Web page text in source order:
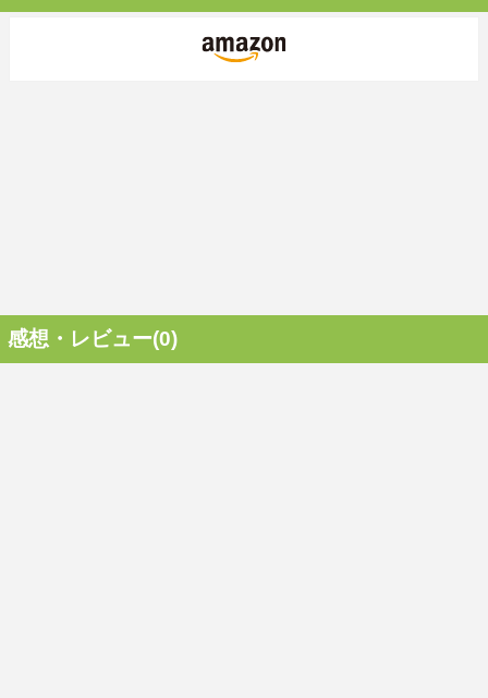
感想・レビュー(0)